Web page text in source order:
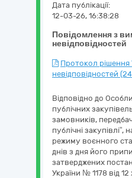
Повідомлення з
невідповідностей
Дата публікації:
12-03-26, 16:38:28
Протокол
невідповідностей
Відповідно до
публічних
замовників,
публічні закупівлі”,
режиму воєнного
днів з дня його
затверджених
України № 1178 від